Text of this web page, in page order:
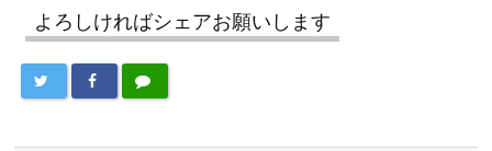
よろしければシェアお願いします